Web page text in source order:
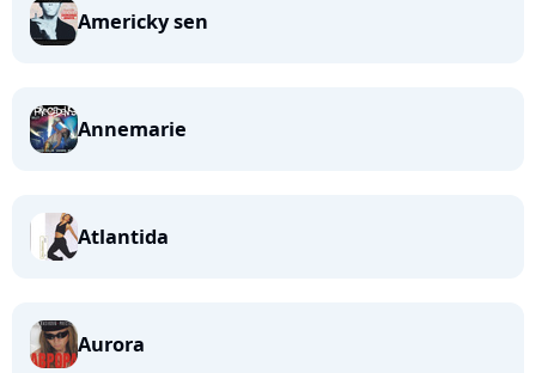
Americky sen
Annemarie
Atlantida
Aurora